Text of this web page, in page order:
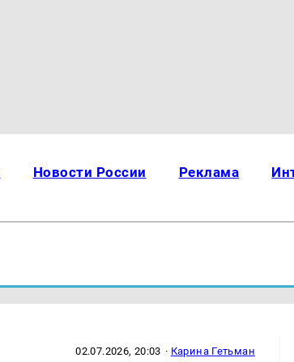
Новости России Реклама
02.07.2026, 20:03 · Карина Гетьман